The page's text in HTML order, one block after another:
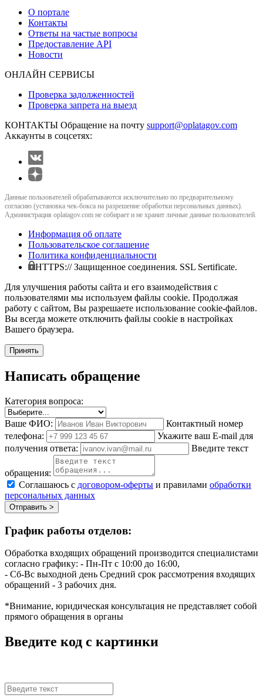
О портале
Контакты
Ответы на частые вопросы
Предоставление API
Новости
ОНЛАЙН СЕРВИСЫ
Проверка задолженностей
Проверка запрета на выезд
КОНТАКТЫ Обращение на почту support@oplatagov.com
Аккаунты в соцсетях:
Данные пользователей обрабатываются исключительно по предварительному
согласию (установка чек-бокса на разрешение обработки персональных данных).
Администрация oplatagov.com не собирает и не хранит личные данные пользователей.
Информация об оплате
Пользовательское соглашение
Политика конфиденциальности
HTTPS:// Защищенное соединения. SSL Sertificate.
Для улучшения работы сайта и его взаимодействия с
пользователями мы используем файлы cookie. Продолжая
работу с сайтом, Вы разрешаете использование cookie-файлов.
Вы всегда можете отключить файлы cookie в настройках
Вашего браузера.
Принять
Написать обращение
Категория вопроса:
Ваше ФИО:
Контактный номер
телефона:
Укажите ваш E-mail для
получения ответа:
Введите текст
обращения:
Соглашаюсь с договором-оферты и правилами обработки
персональных данных
Отправить >
График работы отделов:
Обработка входящих обращений производится специалистами
согласно графику: - Пн-Пт с 10:00 до 16:00,
- Сб-Вс выходной день Средний срок рассмотрения входящих
обращений - 3 рабочих дня.
*Внимание, юридическая консультация не представляет собой
прямого обращения в органы
Введите код с картинки